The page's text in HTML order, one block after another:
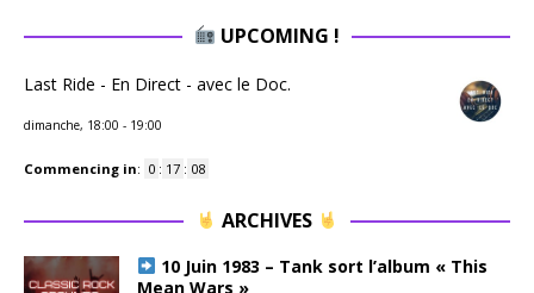
UPCOMING !
Last Ride - En Direct - avec le Doc.
dimanche, 18:00 - 19:00
Commencing in: 0 : 17 : 07
ARCHIVES
10 Juin 1983 – Tank sort l’album « This
Mean Wars »